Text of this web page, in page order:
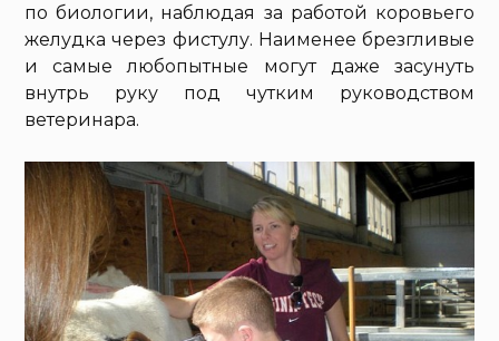
по биологии, наблюдая за работой коровьего
желудка через фистулу. Наименее брезгливые
и самые любопытные могут даже засунуть
внутрь руку под чутким руководством
ветеринара.